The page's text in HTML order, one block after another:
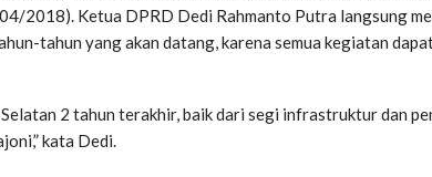
2018). Ketua DPRD Dedi Rahmanto Putra langsung
tahun yang akan datang, karena semua kegiatan
2 tahun terakhir, baik dari segi infrastruktur dan
kata Dedi.